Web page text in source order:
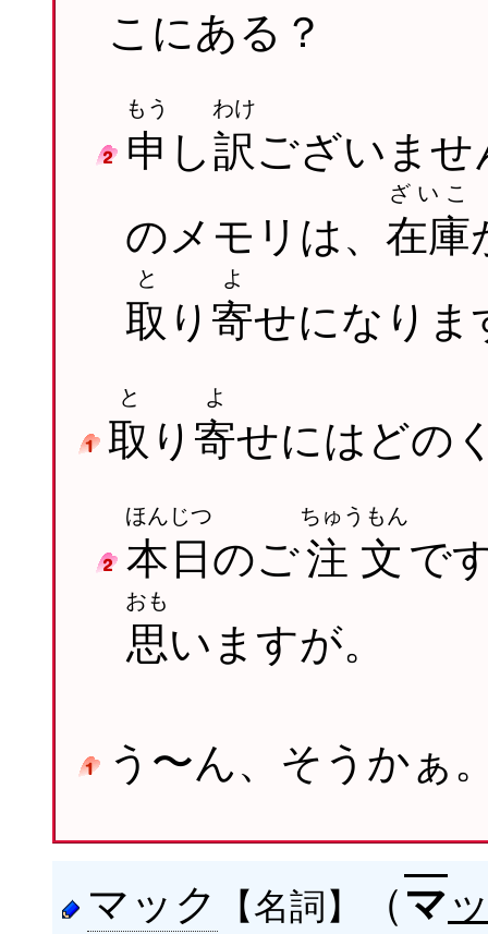
こにある？
申
もう
し訳
わけ
ございま
のメモリは、 在庫
ざいこ
取
と
り 寄
よ
せになりま
取
と
り 寄
よ
せにはどの
本日
ほんじつ
のご注文
ちゅうもん
で
思
おも
いますが。
う〜ん、そうかぁ
マック 【名詞】 （ マ